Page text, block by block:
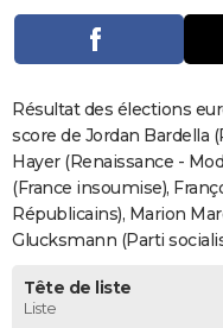
Carte de Noël
Carte Bonne année
Carte Saint-Valentin
Carte Pâques
Carte d'anniversaire
DICTIONNAIRE
Dictionnaire
Biographies
Citations
Expressions
Proverbes
PROGRAMME TV
COPAINS D'AVANT
S'inscrire
Se connecter
Lycées
Collèges
Primaires
Universités
Entreprises
Service militaire
Avis de recherche
AVIS DE DÉCÈS
FORUM
Résultat des élections
score de Jordan Bardella
Hayer (Renaissance -
(France insoumise),
Républicains), Marion
Glucksmann (Parti
Tête de liste
Liste